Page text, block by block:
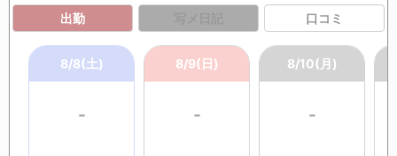
出勤 口コミ
8/8(土)
-
8/9(日)
-
8/10(月)
-